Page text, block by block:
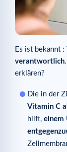
Es ist bekannt :
verantwortlich
erklären?
Die in der
Vitamin C
hilft, einem